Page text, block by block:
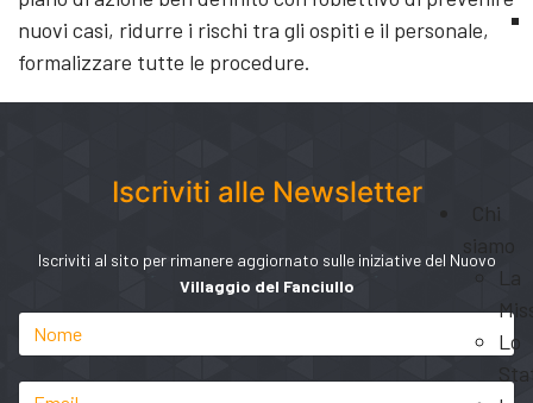
Chi
siamo
La
Lo
nuovi casi, ridurre i rischi tra gli ospiti e il personale,
formalizzare tutte le procedure.
Iscriviti alle Newsletter
Iscriviti al sito per rimanere aggiornato sulle iniziative del Nuovo
Villaggio del Fanciullo